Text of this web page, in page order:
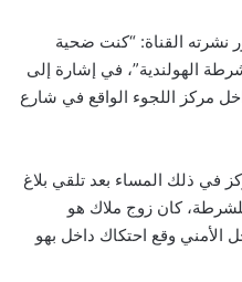
القناة: “كنت ضحية
الهولندية”، في إشارة إلى
وقعت مساء 19 مايو داخل مركز اللجوء الواقع في شارع
في ذلك المساء بعد تلقي بلاغ
كان زوج ملاك هو
الأمني وقع احتكاك داخل بهو